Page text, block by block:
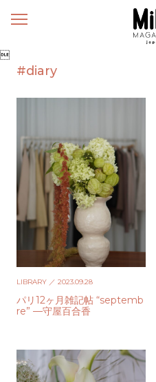
メ

#diary
LIBRARY ／ 2023.09.28
パリ12ヶ月雑記帖 “septemb
re” —守屋百合香